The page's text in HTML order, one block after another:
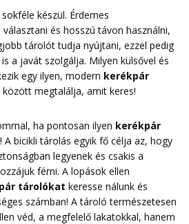
sokféle készül. Érdemes
választani és hosszú távon használni,
tárolót tudja nyújtani, ezzel pedig
a javát szolgálja. Milyen külsővel és
egy ilyen, modern kerékpár
között megtalálja, amit keres!
ha pontosan ilyen kerékpár
A bicikli tárolás egyik fő célja az, hogy
legyenek és csakis a
férni. A lopások ellen
tárolókat keresse nálunk és
számban! A tároló természetesen
véd, a megfelelő lakatokkal, hanem